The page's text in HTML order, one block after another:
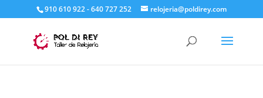
910 610 922 - 640 727 252 relojeria@poldirey.com